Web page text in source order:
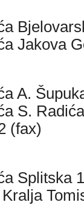
Jakova
A.
S.
(fax)
Splitska